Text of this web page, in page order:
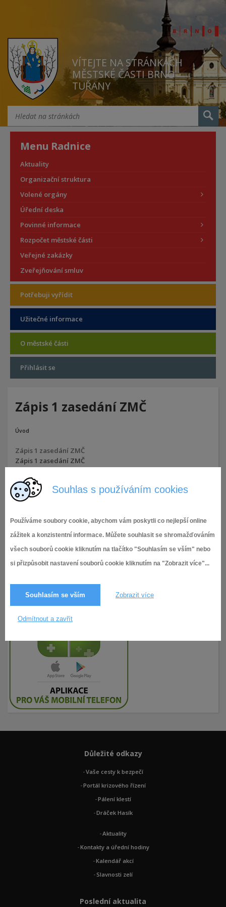
Souhlas s používáním cookies
Používáme soubory cookie, abychom vám poskytli co nejlepší online
zážitek a konzistentní informace. Můžete souhlasit se shromažďováním
všech souborů cookie kliknutím na tlačítko "Souhlasím se vším" nebo
si přizpůsobit nastavení souborů cookie kliknutím na "Zobrazit více"...
Souhlasím se vším Zobrazit více
Odmítnout a zavřít
VÍTEJTE NA STRÁNKÁCH
MĚSTSKÉ ČÁSTI BRNO
TUŘANY
Menu Radnice
Aktuality
Organizační struktura
Volené orgány
Úřední deska
Povinné informace
Rozpočet městské části
Veřejné zakázky
Zveřejňování smluv
Potřebuji vyřídit
Užitečné informace
O městské části
Přihlásit se
Zápis 1 zasedání ZMČ
Úvod
Zápis 1 zasedání ZMČ
Zápis 1 zasedání ZMČ
112× zobrazeno
1.11.2022
Důležité odkazy
Vaše cesty k bezpečí
Portál krizového řízení
Pálení klestí
Dráček Hasík
Aktuality
Kontakty a úřední hodiny
Kalendář akcí
Slavnosti zelí
Poslední aktualita